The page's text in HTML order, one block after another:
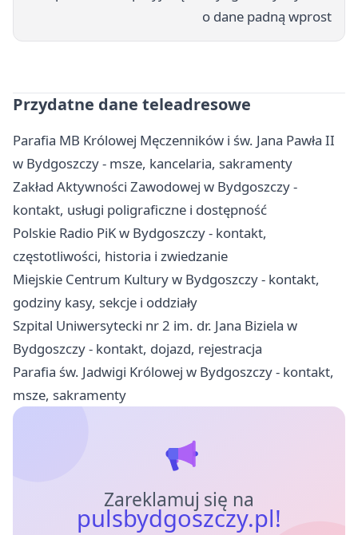
o dane padną wprost
Przydatne dane teleadresowe
Parafia MB Królowej Męczenników i św. Jana Pawła II
w Bydgoszczy - msze, kancelaria, sakramenty
Zakład Aktywności Zawodowej w Bydgoszczy -
kontakt, usługi poligraficzne i dostępność
Polskie Radio PiK w Bydgoszczy - kontakt,
częstotliwości, historia i zwiedzanie
Miejskie Centrum Kultury w Bydgoszczy - kontakt,
godziny kasy, sekcje i oddziały
Szpital Uniwersytecki nr 2 im. dr. Jana Biziela w
Bydgoszczy - kontakt, dojazd, rejestracja
Parafia św. Jadwigi Królowej w Bydgoszczy - kontakt,
msze, sakramenty
Zareklamuj się na
pulsbydgoszczy.pl!